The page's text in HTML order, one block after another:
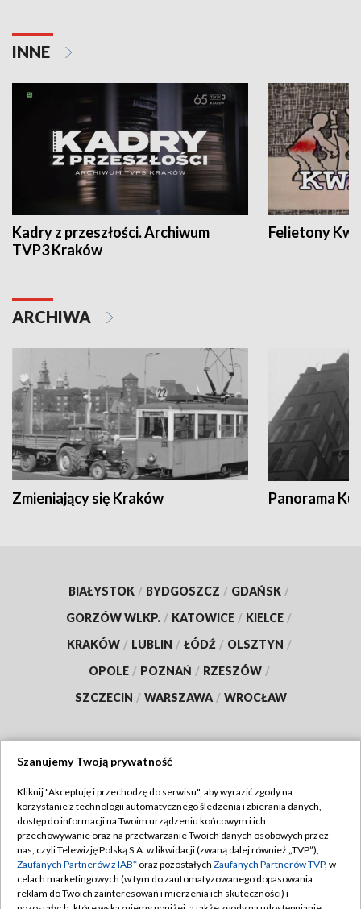
INNE
Kadry z przeszłości. Archiwum
TVP3 Kraków
Felietony
ARCHIWA
Zmieniający się Kraków Panorama
BIAŁYSTOK / BYDGOSZCZ / GDAŃSK /
GORZÓW WLKP. / KATOWICE / KIELCE /
KRAKÓW / LUBLIN / ŁÓDŹ / OLSZTYN /
OPOLE / POZNAŃ / RZESZÓW /
SZCZECIN / WARSZAWA / WROCŁAW
TVP
Abonament TVP
Emisja w TVP
Centrum informacji TVP
Regulamin TVP
Polityka prywatności
Moje zgody
Szanujemy Twoją prywatność
Kliknij "Akceptuję i przechodzę do serwisu", aby wyrazić zgody na
korzystanie z technologii automatycznego śledzenia i zbierania danych,
dostęp do informacji na Twoim urządzeniu końcowym i ich
przechowywanie oraz na przetwarzanie Twoich danych osobowych przez
nas, czyli Telewizję Polską S.A. w likwidacji (zwaną dalej również „TVP”),
Zaufanych Partnerów z IAB* oraz pozostałych Zaufanych Partnerów TVP, w
celach marketingowych (w tym do zautomatyzowanego dopasowania
reklam do Twoich zainteresowań i mierzenia ich skuteczności) i